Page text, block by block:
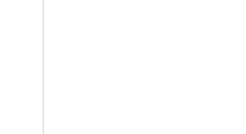
Die Google OAuth-
Stichprobe, aber wir
Leitfaden
Beispiel für die
Anleitung für